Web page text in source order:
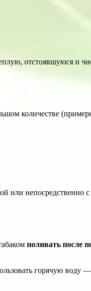
отстоявшуюся и
количестве
или непосредственно
поливать после
горячую воду